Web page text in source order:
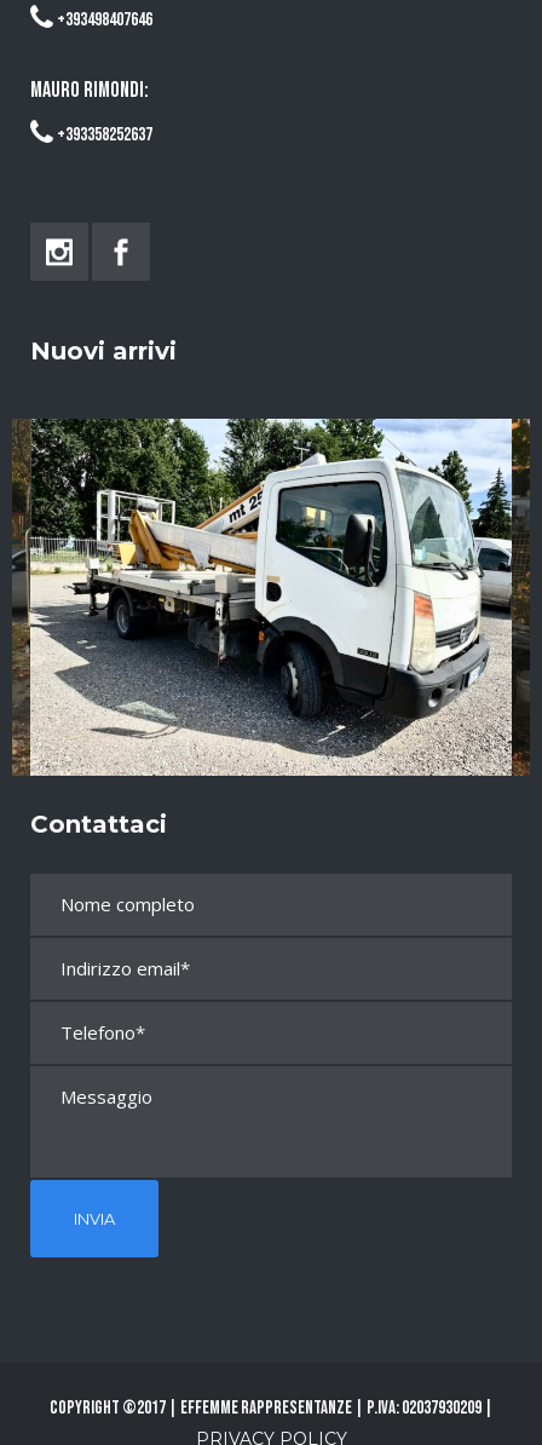
+393498407646
MAURO RIMONDI:
+393358252637
Nuovi arrivi
Contattaci
Copyright ©2017 | Effemme Rappresentanze | P.Iva: 02037930209 |
PRIVACY POLICY